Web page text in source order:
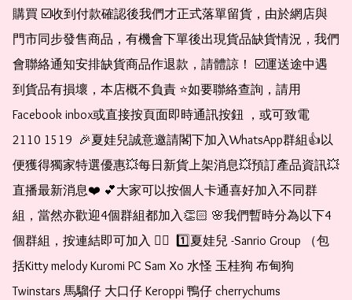
購買 ☑️收到付款確認後我們才正式落單留貨，由於網店與
門市同步發售商品，有機會下單後出現貨品缺貨情況，我們
會聯絡通知安排缺貨商品作退款，請體諒！ ☑️運送途中遇
到貨品有損壞，本店概不負責 ⭐️如要聯絡查詢，請用
Facebook inbox或直接按頁面即時通訊按鈕 ，或可致電
2110 1519  🎉夏娃兒誠意邀請閣下加入WhatsApp群組👍以
便獲得獨家特選優惠💥每日新貨上架消息💥預訂產品資訊💥
直播最新消息❤️ 💕大家可以按個人卡通喜好加入不同群
組，當然亦歡迎4個群組都加入👏🏻 🌸我們暫時分為以下4
個群組，按連結即可加入 👇🏻  1️⃣夏娃兒 -Sanrio Group （包
括Kitty melody Kuromi PC Sam Xo 水怪 玉桂狗 布甸狗
Twinstars 馬騮仔 大口仔 Keroppi 鴨仔 cherrychums